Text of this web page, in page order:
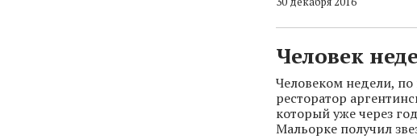
Человек
Человеком недели,
ресторатор
который уже через
Мальорке получил